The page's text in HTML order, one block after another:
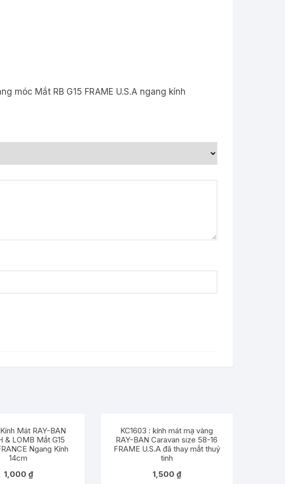
móc Mắt RB G15 FRAME U.S.A ngang kính
Mát RAY-BAN
& LOMB Mắt G15
Ngang Kính
14cm
1,000 ₫
KC1603 : kính mát mạ vàng
RAY-BAN Caravan size 58-16
FRAME U.S.A đã thay mắt thuỷ
tinh
1,500 ₫